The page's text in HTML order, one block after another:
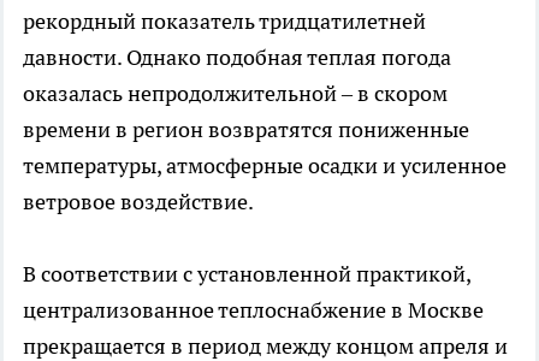
рекордный показатель тридцатилетней
давности. Однако подобная теплая погода
оказалась непродолжительной – в скором
времени в регион возвратятся пониженные
температуры, атмосферные осадки и усиленное
ветровое воздействие.
В соответствии с установленной практикой,
централизованное теплоснабжение в Москве
прекращается в период между концом апреля и